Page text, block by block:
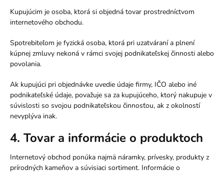
Kupujúcim je osoba, ktorá si objedná tovar prostredníctvom
internetového obchodu.
Spotrebiteľom je fyzická osoba, ktorá pri uzatváraní a plnení
kúpnej zmluvy nekoná v rámci svojej podnikateľskej činnosti alebo
povolania.
Ak kupujúci pri objednávke uvedie údaje firmy, IČO alebo iné
podnikateľské údaje, považuje sa za kupujúceho, ktorý nakupuje v
súvislosti so svojou podnikateľskou činnosťou, ak z okolností
nevyplýva inak.
4. Tovar a informácie o produktoch
Internetový obchod ponúka najmä náramky, prívesky, produkty z
prírodných kameňov a súvisiaci sortiment. Informácie o